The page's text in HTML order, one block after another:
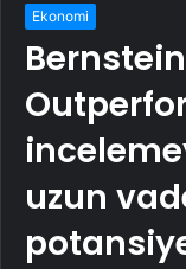
Ekonomi
uzun